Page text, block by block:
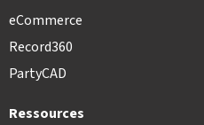
eCommerce
Record360
PartyCAD
Ressources